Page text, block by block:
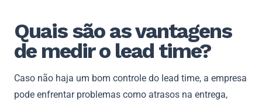
Quais são as vantagens
de medir o lead time?
Caso não haja um bom controle do lead time, a empresa
pode enfrentar problemas como atrasos na entrega,